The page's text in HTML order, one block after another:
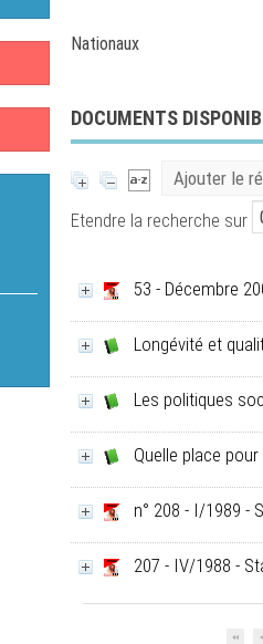
Nationaux
DOCUMENTS
Ajouter le
Etendre la recherche sur
53 - Décembre
Longévité et
Les politiques
Quelle place
n° 208 - I/1989 -
207 - IV/1988 -